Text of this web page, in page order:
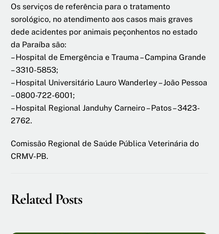
Os serviços de referência para o tratamento
sorológico, no atendimento aos casos mais graves
dede acidentes por animais peçonhentos no estado
da Paraíba são:
– Hospital de Emergência e Trauma – Campina Grande
– 3310-5853;
– Hospital Universitário Lauro Wanderley – João Pessoa
– 0800-722-6001;
– Hospital Regional Janduhy Carneiro – Patos – 3423-
2762.
Comissão Regional de Saúde Pública Veterinária do
CRMV-PB.
Related Posts